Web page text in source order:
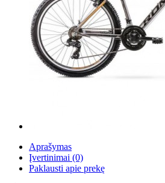
Aprašymas
Įvertinimai (0)
Paklausti apie prekę